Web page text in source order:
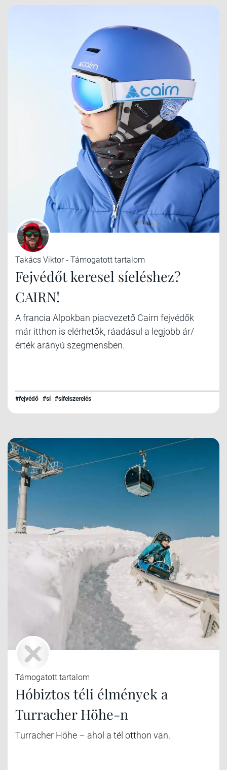
Takács Viktor - Támogatott tartalom
Fejvédőt keresel síeléshez?
CAIRN!
A francia Alpokban piacvezető Cairn fejvédők
már itthon is elérhetők, ráadásul a legjobb ár/
érték arányú szegmensben.
#fejvédő #sí #sífelszerelés
Támogatott tartalom
Hóbiztos téli élmények a
Turracher Höhe-n
Turracher Höhe – ahol a tél otthon van.